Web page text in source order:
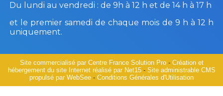
Du lundi au vendredi : de 9h à 12 h et de 14 h à 17 h
et le premier samedi de chaque mois de 9 h à 12 h
uniquement.
Site commercialisé par Centre France Solution Pro- Création et
hébergement du site Internet réalisé par Net15- Site administrable CMS
propulsé par WebSee - Conditions Générales d'Utilisation